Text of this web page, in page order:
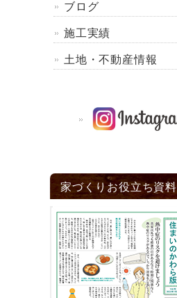
ブログ
施工実績
土地・不動産情報
家づくりお役立ち資料